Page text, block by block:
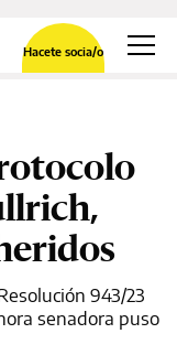
Hacete socia/o
943/23
senadora puso